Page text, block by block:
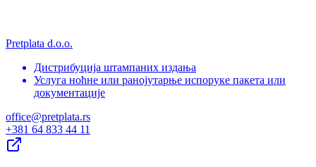
Pretplata d.o.o.
Дистрибуција штампаних издања
Услуга ноћне или ранојутарње испоруке пакета или
документације
office@pretplata.rs
+381 64 833 44 11